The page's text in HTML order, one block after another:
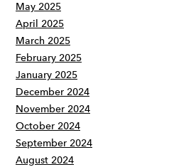
May 2025
April 2025
March 2025
February 2025
January 2025
December 2024
November 2024
October 2024
September 2024
August 2024